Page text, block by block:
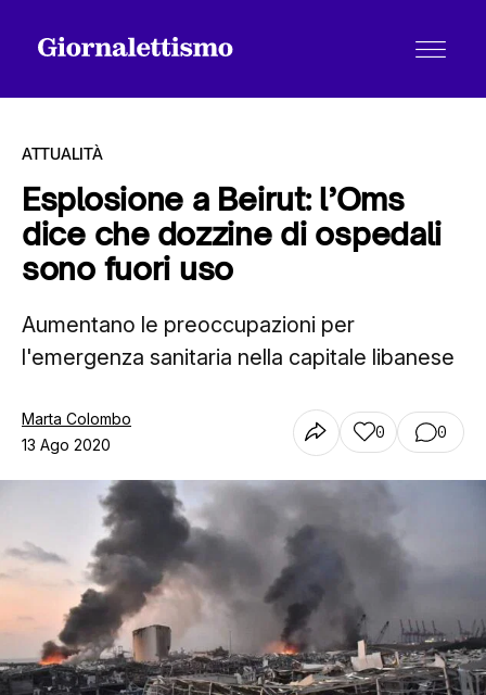
Tutti gli articoli
Chi siamo
Contatti
ATTUALITÀ
Esplosione a Beirut: l’Oms
dice che dozzine di ospedali
sono fuori uso
Aumentano le preoccupazioni per
l'emergenza sanitaria nella capitale libanese
Marta Colombo
13 Ago 2020
0 0